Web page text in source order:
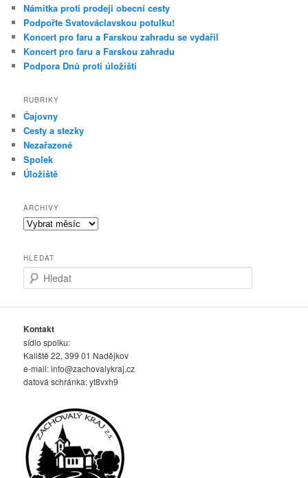
t
Námitka proti prodeji obecní cesty
Podpořte Svatováclavskou potulku!
Koncert pro faru a Farskou zahradu se vydařil
Koncert pro faru a Farskou zahradu
Podpora Dnů proti úložišti
RUBRIKY
Čajovny
Cesty a stezky
Nezařazené
Spolek
Úložiště
ARCHIVY
Archivy
HLEDAT
l
a
t
Kontakt
sídlo spolku:
Kaliště 22, 399 01 Nadějkov
e-mail:info@zachovalykraj.cz
datová schránka: yt8vxh9